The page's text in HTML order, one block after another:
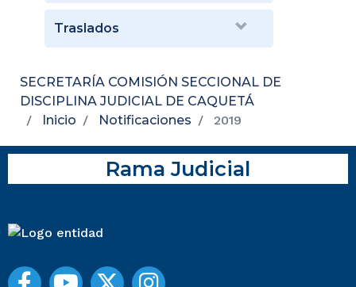
Traslados
SECRETARÍA COMISIÓN SECCIONAL DE
DISCIPLINA JUDICIAL DE CAQUETÁ
Inicio
Notificaciones 2019
Rama Judicial